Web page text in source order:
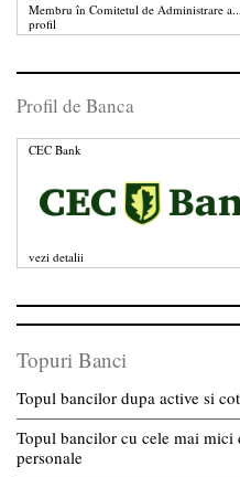
Membru în Comitetul de Administrare a...
profil
Profil de Banca
CEC Bank
vezi detalii
Topuri Banci
Topul bancilor dupa active si
Topul bancilor cu cele mai mici
personale